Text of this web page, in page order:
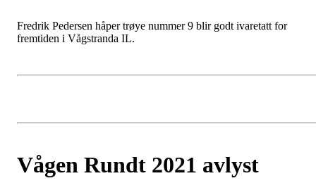
Fredrik Pedersen håper trøye nummer 9 blir godt ivaretatt for
fremtiden i Vågstranda IL.
Vågen Rundt 2021 avlyst